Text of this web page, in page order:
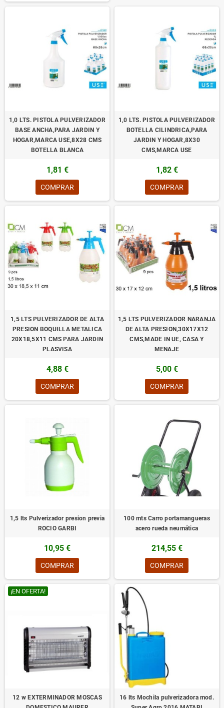
1,0 LTS. PISTOLA PULVERIZADOR
BASE ANCHA,PARA JARDIN Y
HOGAR,MARCA USE,8X28 CMS
BOTELLA BLANCA
1,81 €
COMPRAR
1,0 LTS. PISTOLA PULVERIZADOR
BOTELLA CILINDRICA,PARA
JARDIN Y HOGAR,8X30
CMS,MARCA USE
1,82 €
COMPRAR
1,5 LTS PULVERIZADOR DE ALTA
PRESION BOQUILLA METALICA
20X18,5X11 CMS PARA JARDIN
PLASVISA
4,88 €
COMPRAR
1,5 LTS PULVERIZADOR NARANJA
DE ALTA PRESION,30X17X12
CMS,MADE IN UE, CASA Y
MENAJE
5,00 €
COMPRAR
1,5 lts Pulverizador presion previa
ROCIO GARBI
10,95 €
COMPRAR
100 mts Carro portamangueras
acero rueda neumática
214,55 €
COMPRAR
¡EN OFERTA!
12 w EXTERMINADOR MOSCAS
16 lts Mochila pulverizadora mod.